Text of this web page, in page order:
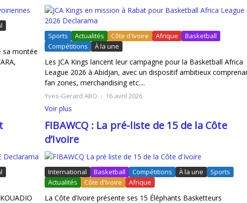
Ivoirien en Route pour LA28
sa montée
Sports Actualités Côte d'Ivoire Afrique
Basketball
Compétitions
À la une
Les JCA Kings lancent leur campagne pour la Basketball Africa
League 2026 à Abidjan, avec un dispositif ambitieux
fan zones, merchandising etc....
Yves-Gerard ABO 16 avril 2026
Voir plus
FIBAWCQ : La pré-liste de 15 de la Côte
d’Ivoire
International Basketball Compétitions À la une
Sports
Actualités
Côte d'Ivoire Afrique
La Côte d’Ivoire présente ses 15 Éléphants Basketteurs